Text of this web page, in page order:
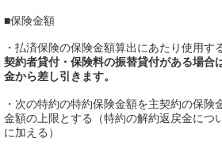
■保険金額
・払済保険の保険金額算出にあたり使用す
契約者貸付・保険料の振替貸付がある場合
金から差し引きます。
・次の特約の特約保険金額を主契約の保険
金額の上限とする（特約の解約返戻金につ
に加える）